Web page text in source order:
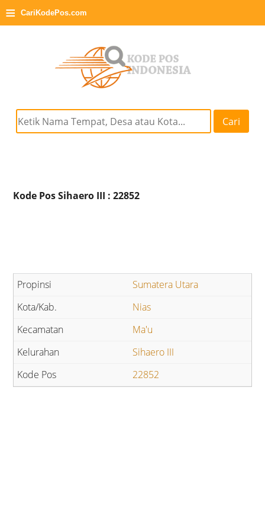
≡ CariKodePos.com
Cari
Kode Pos Sihaero III : 22852
Sumatera Utara
Nias
Ma'u
Sihaero III
22852